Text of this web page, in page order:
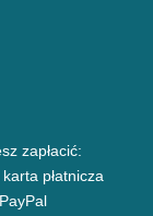
zapłacić:
płatnicza
PayPal